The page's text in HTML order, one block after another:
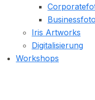
Iris Artworks
Digitalisierung
Workshops